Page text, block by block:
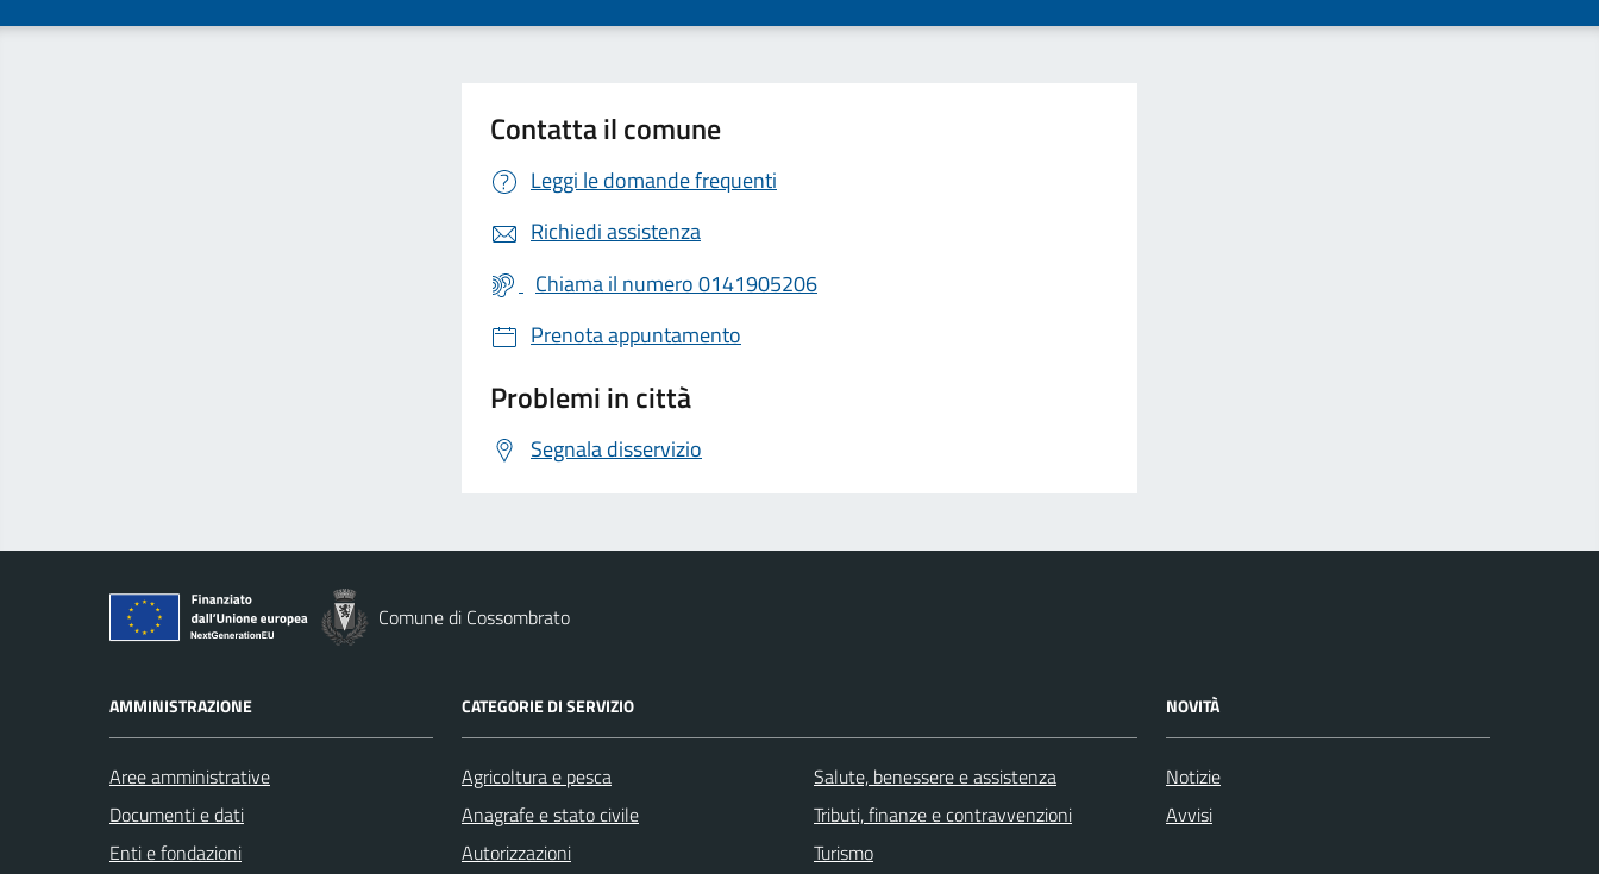
Contatta il comune
Leggi le domande frequenti
Richiedi assistenza
Chiama il numero 0141905206
Prenota appuntamento
Problemi in città
Segnala disservizio
Comune di Cossombrato
AMMINISTRAZIONE
Aree amministrative
Documenti e dati
Enti e fondazioni
CATEGORIE DI SERVIZIO
Agricoltura e pesca
Anagrafe e stato civile
Autorizzazioni
Salute, benessere e assistenza
Tributi, finanze e contravvenzioni
Turismo
NOVITÀ
Notizie
Avvisi